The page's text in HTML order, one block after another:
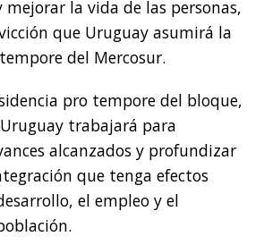
la vida de las personas,
que Uruguay asumirá la
del Mercosur.
pro tempore del bloque,
trabajará para
alcanzados y profundizar
que tenga efectos
el empleo y el